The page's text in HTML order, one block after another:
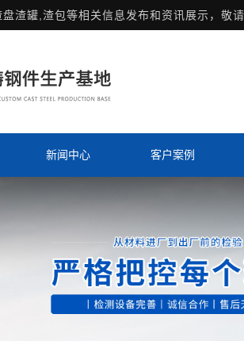
盘渣罐,渣包等相关信息发布和资讯展示，敬请
新闻中心 客户案例